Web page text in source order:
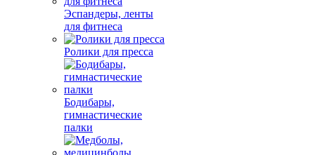
Эспандеры, ленты
для фитнеса
Ролики для пресса
Бодибары,
гимнастические
палки